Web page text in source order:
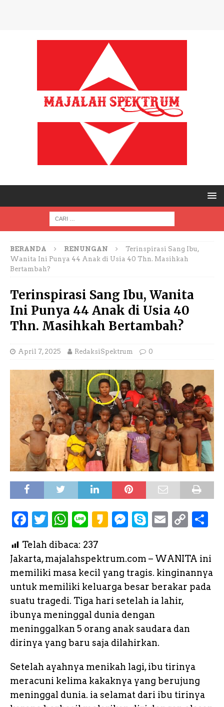
BERANDA RENUNGAN
Terinspirasi Sang Ibu,
Wanita Ini Punya 44 Anak di Usia 40 Thn. Masihkah
Bertambah?
Terinspirasi Sang Ibu, Wanita
Ini Punya 44 Anak di Usia 40
Thn. Masihkah Bertambah?
April 7, 2025 RedaksiSpektrum 0
F
c
e
b
o
o
k
T
it
te
r
W
a
ts
A
p
p
L
n
e
K
a
o
M
s
e
n
g
e
r
S
y
p
e
E
a
il
C
p
y
L
k
a
r
e
Telah dibaca: 237
Jakarta, majalahspektrum.com – WANITA ini
memiliki masa kecil yang tragis. kinginannya
untuk memiliki keluarga besar berakar pada
suatu tragedi. Tiga hari setelah ia lahir,
ibunya meninggal dunia dengan
meninggalkan 5 orang anak saudara dan
dirinya yang baru saja dilahirkan.
Setelah ayahnya menikah lagi, ibu tirinya
meracuni kelima kakaknya yang berujung
meninggal dunia. ia selamat dari ibu tirinya